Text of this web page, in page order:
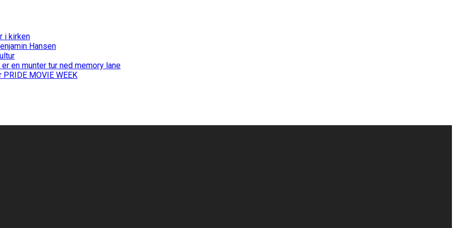
i kirken
Hansen
en munter tur ned memory lane
MOVIE WEEK